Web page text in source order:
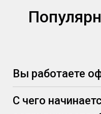
Вы работаете
С чего